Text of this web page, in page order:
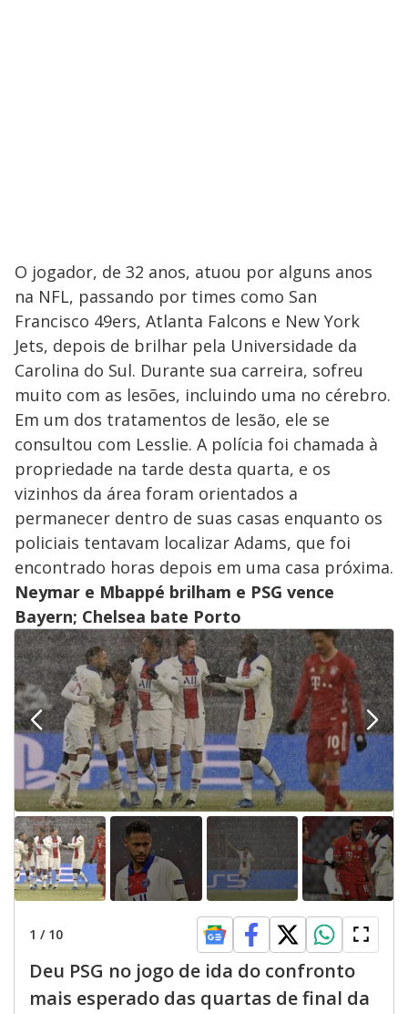
O jogador, de 32 anos, atuou por alguns anos
na NFL, passando por times como San
Francisco 49ers, Atlanta Falcons e New York
Jets, depois de brilhar pela Universidade da
Carolina do Sul. Durante sua carreira, sofreu
muito com as lesões, incluindo uma no cérebro.
Em um dos tratamentos de lesão, ele se
consultou com Lesslie. A polícia foi chamada à
propriedade na tarde desta quarta, e os
vizinhos da área foram orientados a
permanecer dentro de suas casas enquanto os
policiais tentavam localizar Adams, que foi
encontrado horas depois em uma casa próxima.
Neymar e Mbappé brilham e PSG vence
Bayern; Chelsea bate Porto
1 / 10
Deu PSG no jogo de ida do confronto
mais esperado das quartas de final da